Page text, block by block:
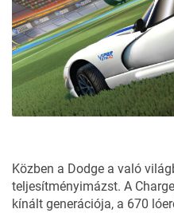
Közben a Dodge a való
teljesítményimázst. A
kínált generációja, a 670